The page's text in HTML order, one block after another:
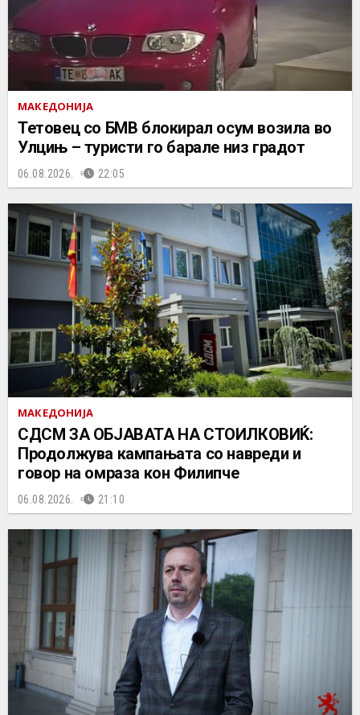
МАКЕДОНИЈА
Тетовец со БМВ блокирал осум возила во
Улцињ – туристи го барале низ градот
06.08.2026. 22:05
МАКЕДОНИЈА
СДСМ ЗА ОБЈАВАТА НА СТОИЛКОВИЌ:
Продолжува кампањата со навреди и
говор на омраза кон Филипче
06.08.2026. 21:10